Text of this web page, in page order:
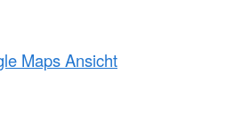
Maps Ansicht